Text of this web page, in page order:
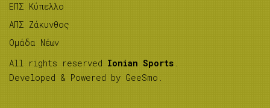
ΕΠΣ Κύπελλο
ΑΠΣ Ζάκυνθος
Ομάδα Νέων
All rights reserved Ionian Sports .
Developed & Powered by GeeSmo .